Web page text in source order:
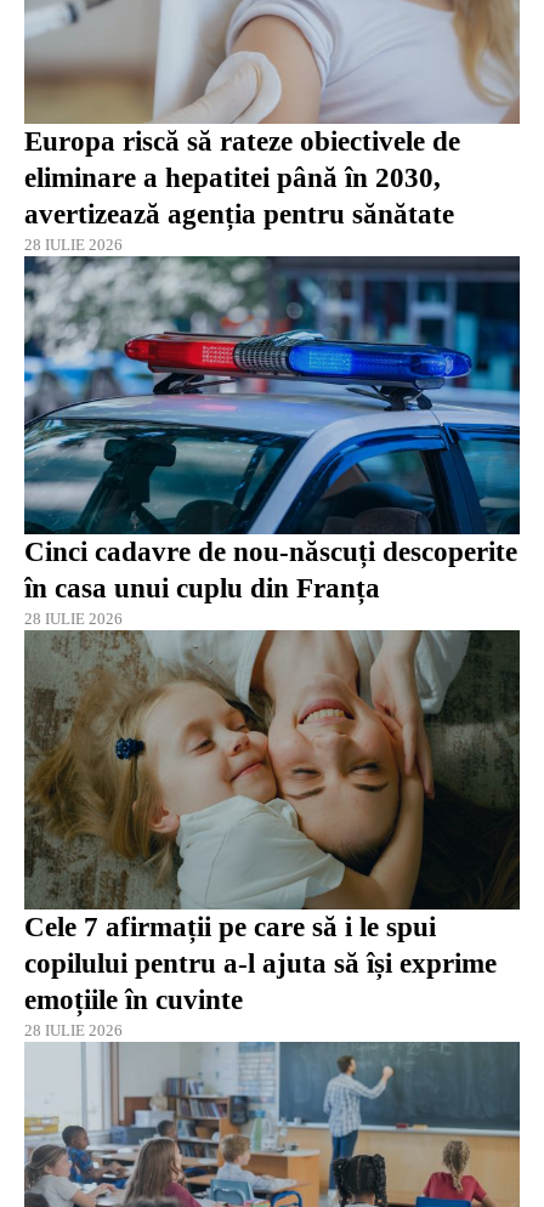
Europa riscă să rateze obiectivele de
eliminare a hepatitei până în 2030,
avertizează agenția pentru sănătate
28 IULIE 2026
Cinci cadavre de nou-născuți descoperite
în casa unui cuplu din Franța
28 IULIE 2026
Cele 7 afirmații pe care să i le spui
copilului pentru a-l ajuta să își exprime
emoțiile în cuvinte
28 IULIE 2026